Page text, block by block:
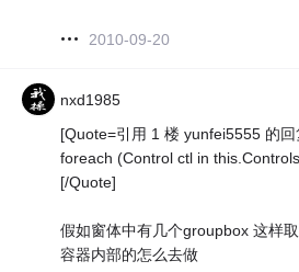
2010-09-20
nxd1985
[Quote=引用 1 楼 yunfei5555 的回
foreach (Control ctl in
[/Quote]
假如窗体中有几个groupbox 这样
容器内部的怎么去做